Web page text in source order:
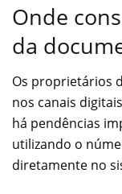
Onde
da
Os proprietários
nos canais
há pendências
utilizando o
diretamente no